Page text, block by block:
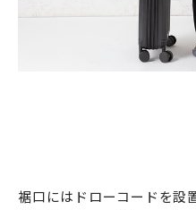
裾口にはドローコードを設